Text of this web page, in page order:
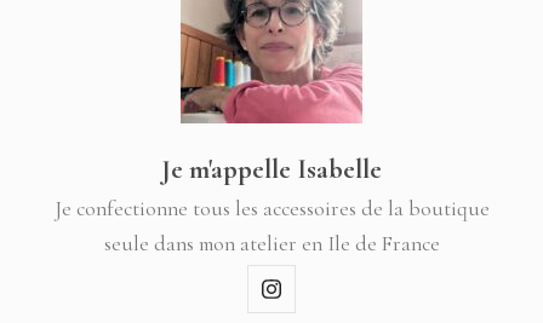
Je m'appelle Isabelle
Je confectionne tous les accessoires de la boutique
seule dans mon atelier en Ile de France